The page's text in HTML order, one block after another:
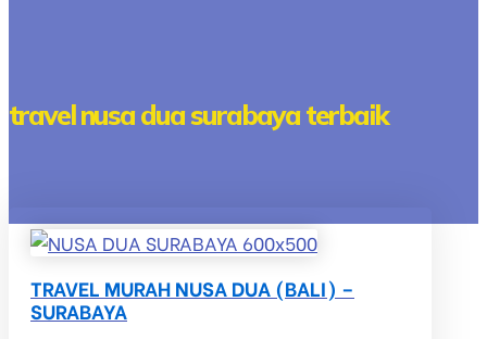
travel nusa dua surabaya terbaik
TRAVEL MURAH NUSA DUA (BALI) –
SURABAYA